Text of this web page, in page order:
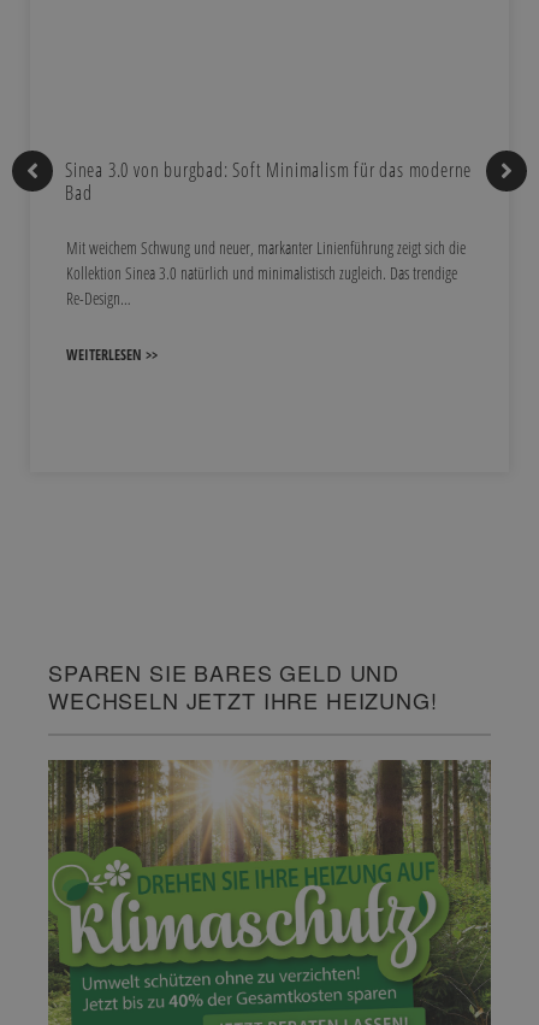
Sinea 3.0 von burgbad: Soft Minimalism für das moderne
Bad
Mit weichem Schwung und neuer, markanter Linienführung zeigt sich die
Kollektion Sinea 3.0 natürlich und minimalistisch zugleich. Das trendige
Re-Design…
WEITERLESEN >>
SPAREN SIE BARES GELD UND
WECHSELN JETZT IHRE HEIZUNG!